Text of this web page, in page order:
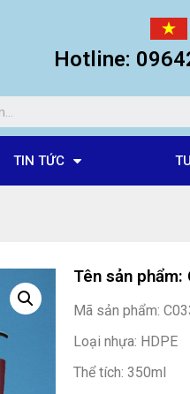
Hotline:
TIN TỨC
Tên sản phẩm:
Mã sản phẩm:
Loại nhựa: HDPE
Thể tích: 350ml